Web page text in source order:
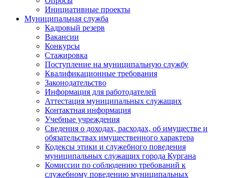
Инициативные проекты
Муниципальная служба
Кадровый резерв
Вакансии
Конкурсы
Стажировка
Поступление на муниципальную службу
Квалификационные требования
Законодательство
Информация для работодателей
Аттестация муниципальных служащих
Контактная информация
Учебные учреждения
Сведения о доходах, расходах, об имуществе и
обязательствах имущественного характера
Кодексы этики и служебного поведения
муниципальных служащих города Кургана
Комиссии по соблюдению требований к
служебному поведению муниципальных